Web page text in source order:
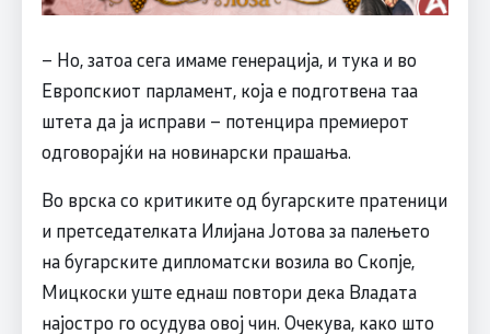
– Но, затоа сега имаме генерација, и тука и во
Европскиот парламент, која е подготвена таа
штета да ја исправи – потенцира премиерот
одговорајќи на новинарски прашања.
Во врска со критиките од бугарските пратеници
и претседателката Илијана Јотова за палењето
на бугарските дипломатски возила во Скопје,
Мицкоски уште еднаш повтори дека Владата
најостро го осудува овој чин. Очекува, како што